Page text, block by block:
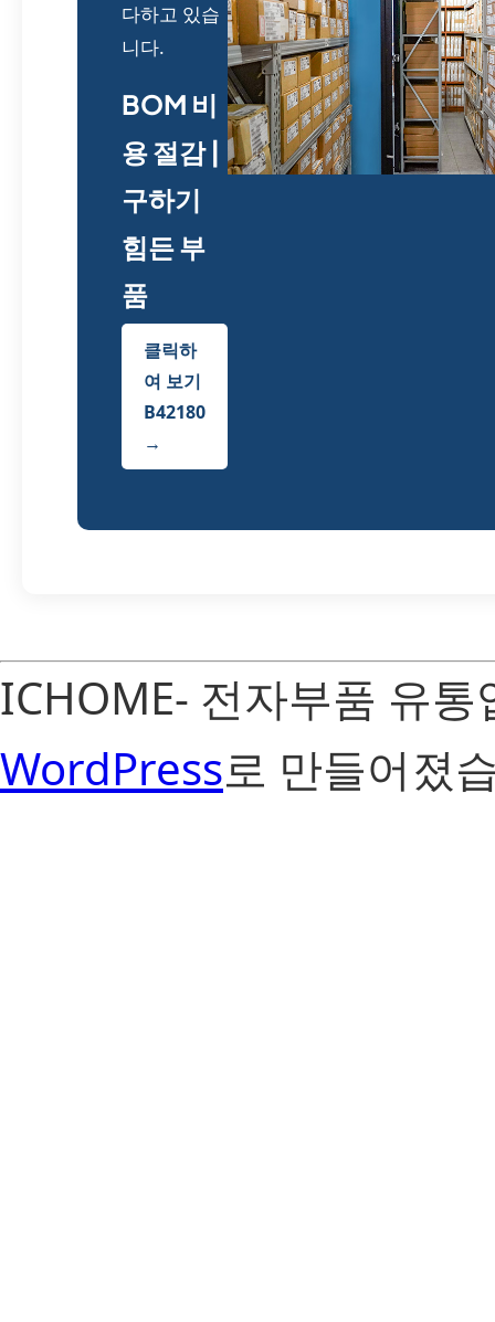
다하고 있습
니다.
BOM 비
용 절감 |
구하기
힘든 부
품
클릭하
여 보기
B42180
→
ICHOME- 전자부품 유
WordPress로 만들어졌